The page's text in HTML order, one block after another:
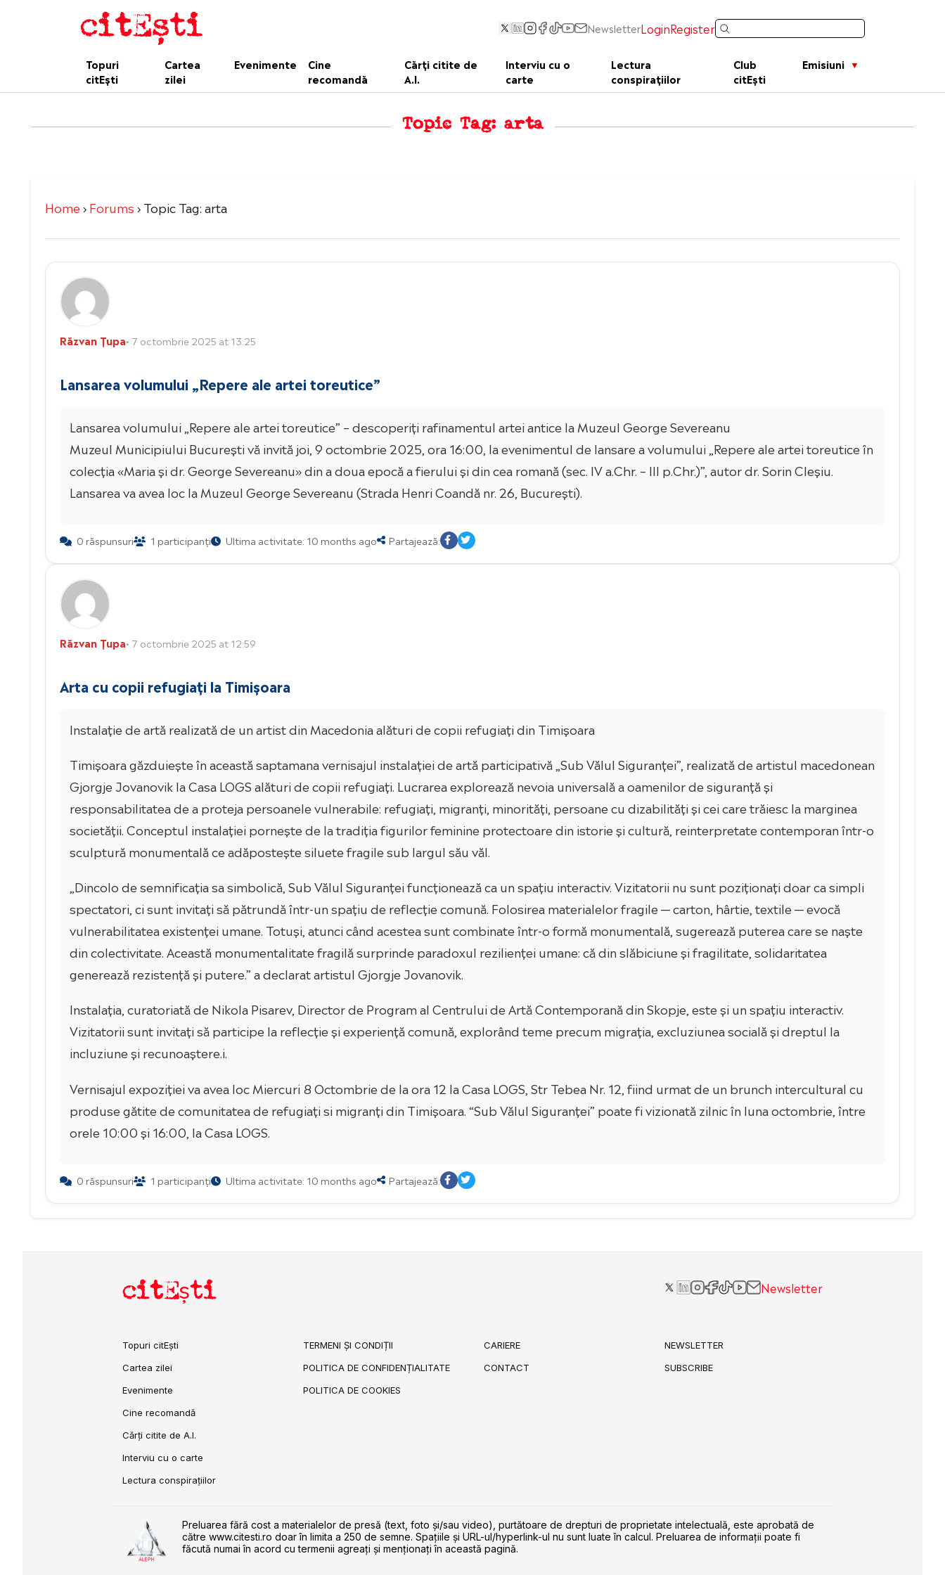
NewsletterLoginRegister
Topuri
citEști
Cartea
zilei
Evenimente
Cine
recomandă
Cărți citite de
A.I.
Interviu cu o
carte
Lectura
conspirațiilor
Club
citEști
Emisiuni
Topic Tag: arta
Home›Forums›Topic Tag: arta
Răzvan Țupa• 7 octombrie 2025 at 13:25
Lansarea volumului „Repere ale artei toreutice”
Lansarea volumului „Repere ale artei toreutice” – descoperiți rafinamentul artei antice la Muzeul George Severeanu
Muzeul Municipiului București vă invită joi, 9 octombrie 2025, ora 16:00, la evenimentul de lansare a volumului „Repere ale artei toreutice în
colecția «Maria și dr. George Severeanu» din a doua epocă a fierului și din cea romană (sec. IV a.Chr. – III p.Chr.)”, autor dr. Sorin Cleșiu.
Lansarea va avea loc la Muzeul George Severeanu (Strada Henri Coandă nr. 26, București).
0 răspunsuri 1 participanți Ultima activitate: 10 months ago Partajează:
Răzvan Țupa• 7 octombrie 2025 at 12:59
Arta cu copii refugiați la Timișoara
Instalație de artă realizată de un artist din Macedonia alături de copii refugiați din Timișoara
Timișoara găzduiește în această saptamana vernisajul instalației de artă participativă „Sub Vălul Siguranței”, realizată de artistul macedonean
Gjorgje Jovanovik la Casa LOGS alături de copii refugiați. Lucrarea explorează nevoia universală a oamenilor de siguranță și
responsabilitatea de a proteja persoanele vulnerabile: refugiați, migranți, minorități, persoane cu dizabilități și cei care trăiesc la marginea
societății. Conceptul instalației pornește de la tradiția figurilor feminine protectoare din istorie și cultură, reinterpretate contemporan într-o
sculptură monumentală ce adăpostește siluete fragile sub largul său văl.
„Dincolo de semnificația sa simbolică, Sub Vălul Siguranței funcționează ca un spațiu interactiv. Vizitatorii nu sunt poziționați doar ca simpli
spectatori, ci sunt invitați să pătrundă într-un spațiu de reflecție comună. Folosirea materialelor fragile — carton, hârtie, textile — evocă
vulnerabilitatea existenței umane. Totuși, atunci când acestea sunt combinate într-o formă monumentală, sugerează puterea care se naște
din colectivitate. Această monumentalitate fragilă surprinde paradoxul rezilienței umane: că din slăbiciune și fragilitate, solidaritatea
generează rezistență și putere.” a declarat artistul Gjorgje Jovanovik.
Instalația, curatoriată de Nikola Pisarev, Director de Program al Centrului de Artă Contemporană din Skopje, este și un spațiu interactiv.
Vizitatorii sunt invitați să participe la reflecție și experiență comună, explorând teme precum migrația, excluziunea socială și dreptul la
incluziune și recunoaștere.i.
Vernisajul expoziției va avea loc Miercuri 8 Octombrie de la ora 12 la Casa LOGS, Str Tebea Nr. 12, fiind urmat de un brunch intercultural cu
produse gătite de comunitatea de refugiați si migranți din Timișoara. “Sub Vălul Siguranței” poate fi vizionată zilnic în luna octombrie, între
orele 10:00 și 16:00, la Casa LOGS.
0 răspunsuri 1 participanți Ultima activitate: 10 months ago Partajează:
citEști Newsletter
Topuri citEști
Cartea zilei
Evenimente
Cine recomandă
Cărți citite de A.I.
Interviu cu o carte
Lectura conspirațiilor
TERMENI ȘI CONDIȚII
POLITICA DE CONFIDENȚIALITATE
POLITICA DE COOKIES
CARIERE
CONTACT
NEWSLETTER
SUBSCRIBE
Preluarea fără cost a materialelor de presă (text, foto și/sau video), purtătoare de drepturi de proprietate intelectuală, este aprobată de
către www.citesti.ro doar în limita a 250 de semne. Spaţiile şi URL-ul/hyperlink-ul nu sunt luate în calcul. Preluarea de informaţii poate fi
făcută numai în acord cu termenii agreaţi şi menţionaţi în această pagină.